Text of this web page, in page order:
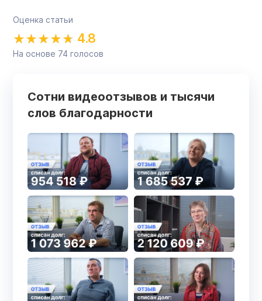
Оценка статьи
4.8
На основе 74 голосов
Сотни видеоотзывов и тысячи
слов благодарности